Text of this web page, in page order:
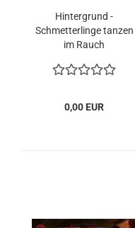
Hintergrund -
Schmetterlinge tanzen
im Rauch
0,00 EUR